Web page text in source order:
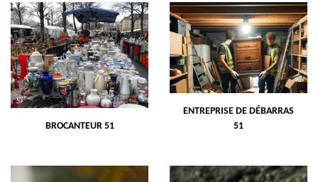
BROCANTEUR 51
ENTREPRISE DE DÉBARRAS
51